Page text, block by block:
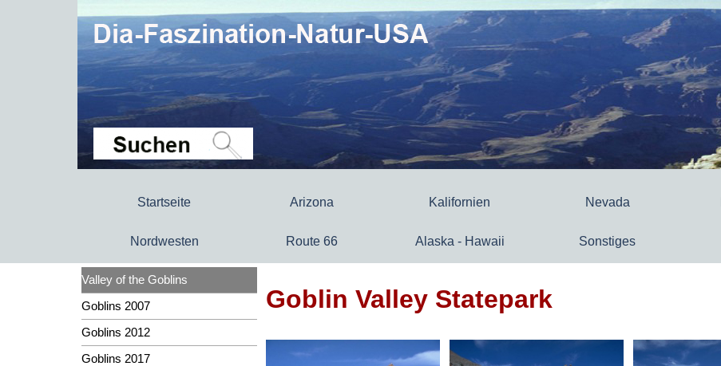
Startseite Arizona Kalifornien Nevada
Nordwesten Route 66 Alaska - Hawaii Sonstiges
Valley of the Goblins
Goblins 2007
Goblins 2012
Goblins 2017
Goblin Valley Statepark